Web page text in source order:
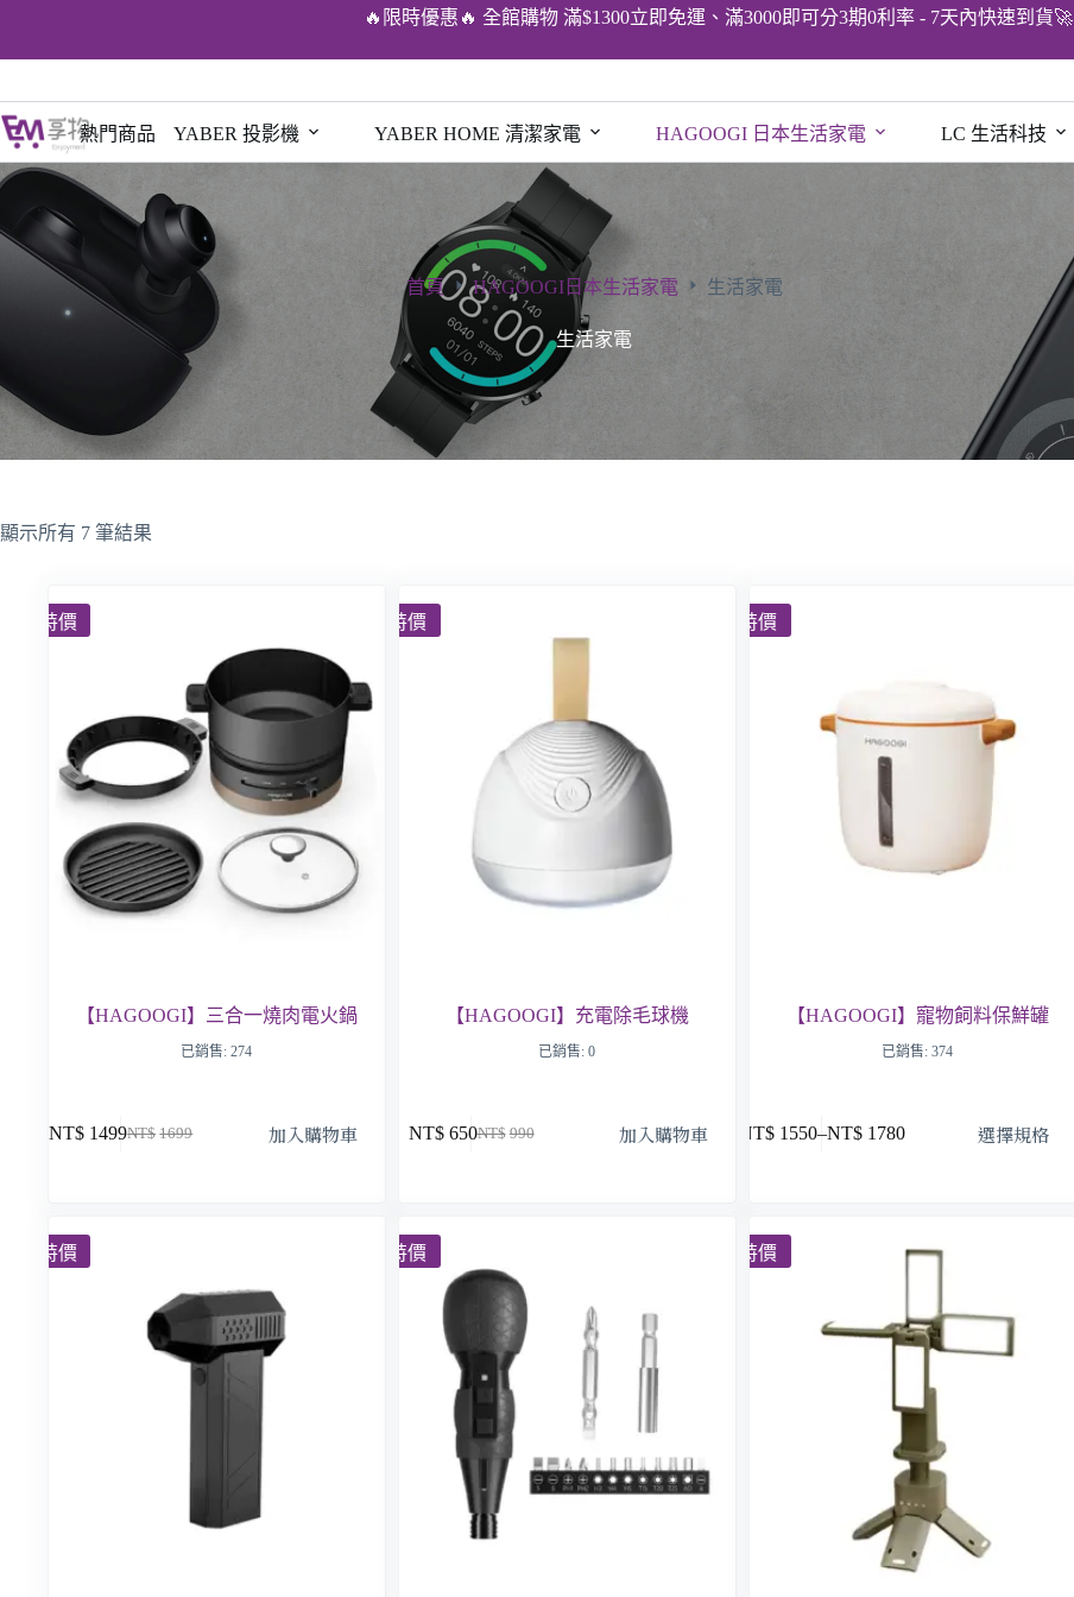
🔥限時優惠🔥 全館購物 滿$1300立即免運、滿3000即可分3期0利率 - 7天內快速到貨🚀
熱門商品 YABER 投影機 YABER HOME 清潔家電 HAGOOGI 日本生活家電 LC 生活科技
首頁 HAGOOGI日本生活家電 生活家電
生活家電
顯示所有 7 筆結果
特價
【HAGOOGI】三合一燒肉電火鍋
已銷售: 274
NT$ 1699
NT$ 1499 加入購物車
特價
【HAGOOGI】充電除毛球機
已銷售: 0
NT$ 990
NT$ 650 加入購物車
特價
【HAGOOGI】寵物飼料保鮮罐
已銷售: 374
NT$ 1550–NT$ 1780 選擇規格
特價 特價 特價